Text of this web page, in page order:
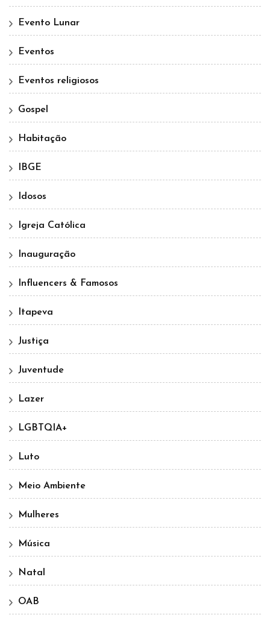
Evento Lunar
Eventos
Eventos religiosos
Gospel
Habitação
IBGE
Idosos
Igreja Católica
Inauguração
Influencers & Famosos
Itapeva
Justiça
Juventude
Lazer
LGBTQIA+
Luto
Meio Ambiente
Mulheres
Música
Natal
OAB